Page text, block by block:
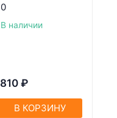
0
В наличии
810 ₽
В КОРЗИНУ